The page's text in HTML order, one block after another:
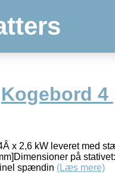
Kogebord 4
x 2,6 kW leveret med
på
spændin (Læs mere)